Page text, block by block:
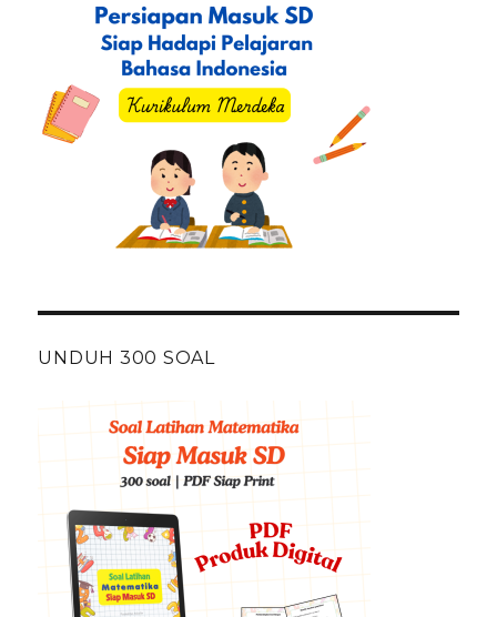
UNDUH 300 SOAL